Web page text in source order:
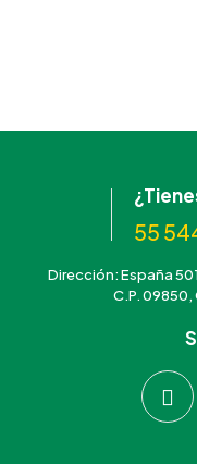
55
Dirección: España
C.P.